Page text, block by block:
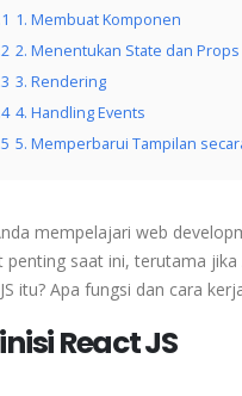
1. Membuat Komponen
2. Menentukan State dan Props
3. Rendering
4. Handling Events
5. Memperbarui Tampilan
mempelajari web
penting saat ini, terutama
itu? Apa fungsi dan cara
React JS